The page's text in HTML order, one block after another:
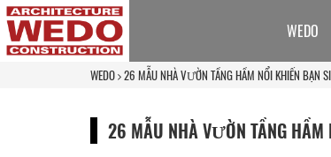
WEDO 26 MẪU NHÀ VƯỜN TẦNG HẦM NỔI KHIẾN BẠN
26 MẪU NHÀ VƯỜN TẦNG HẦM
WEDO